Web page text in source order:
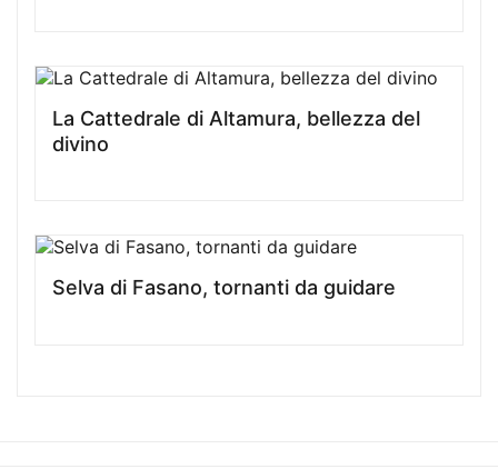
La Cattedrale di Altamura, bellezza del
divino
Selva di Fasano, tornanti da guidare